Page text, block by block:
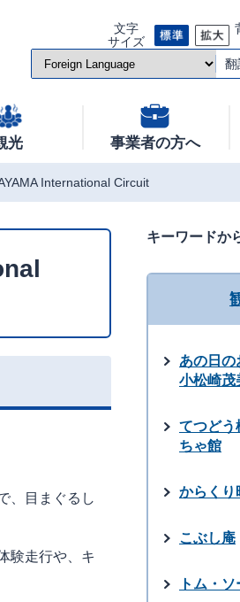
文字
サイズ
翻
光 事業者の方へ
International Circuit
、目まぐるし
験走行や、キ
キーワードか
あの日の
小松崎茂
てつどう
ちゃ館
からくり
こぶし庵
トム・